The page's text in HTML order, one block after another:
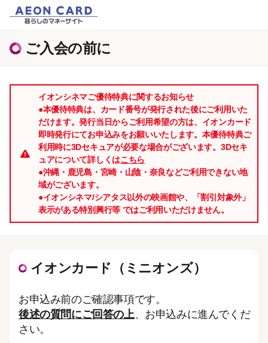
ご入会の前に
イオンシネマご優待特典に関するお知らせ
●本優待特典は、カード番号が発行された後にご利用いた
だけます。発行当日からご利用希望の方は、イオンカード
即時発行にてお申込みをお願いいたします。本優待特典ご
利用時に3Dセキュアが必要な場合がございます。3Dセキ
ュアについて詳しくはこちら
●沖縄・鹿児島・宮崎・山陰・奈良などご利用できない地
域がございます。
●イオンシネマ/シアタス以外の映画館や、「割引対象外」
表示がある特別興行等 ではご利用いただけません。
イオンカード（ミニオンズ）
お申込み前のご確認事項です。
後述の質問にご回答の上、お申込みに進んでくだ
さい。